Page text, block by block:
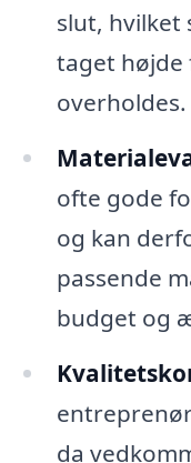
slut, hvilket
taget højde
overholdes.
ofte gode
og kan
passende
budget og
da